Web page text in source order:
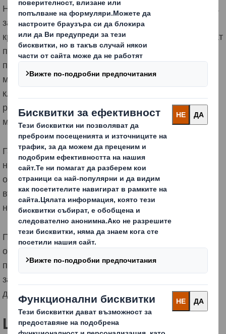
Ние използваме нашите принципи за кръгов дизайн,
за да помогнем на нашите клиенти да приложат
кръговата икономика, като им помогнем да постигнат
по-големите си цели за устойчивост. Като
проектираме 100% рециклируеми или за
многократна употреба опаковки и помагаме на
клиентите си да се откажат от трудните за
рециклиране пластмаси, ние запазваме
материалите в употреба за по-дълго време.
Гарантираме, че не се използва повече материал от
необходимото, като оптимизираме опаковките за
отделните вериги на доставки, което намалява
въздействието върху природните ресурси и
намалява количеството на отпадъците в депата.
Продължаваме да правим нововъведения в нови
области, включително да проучваме решения за
повторна употреба, за да разберем възможностите
за запазване на продуктите ни в употреба за по-
дълго време.
Целите ни СЕГА: